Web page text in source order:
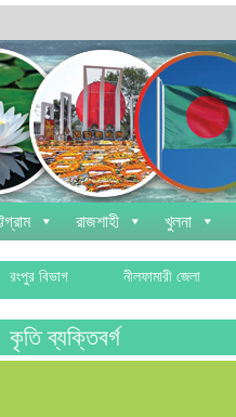
রাজশাহী খুলনা
রংপুর বিভাগ নীলফামারী জেলা
কৃতি ব্যক্তিবর্গ